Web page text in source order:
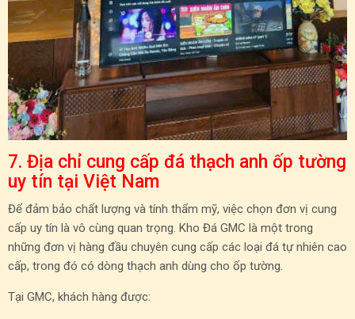
7. Địa chỉ cung cấp đá thạch anh ốp tường
uy tín tại Việt Nam
Để đảm bảo chất lượng và tính thẩm mỹ, việc chọn đơn vị cung
cấp uy tín là vô cùng quan trọng. Kho Đá GMC là một trong
những đơn vị hàng đầu chuyên cung cấp các loại đá tự nhiên cao
cấp, trong đó có dòng thạch anh dùng cho ốp tường.
Tại GMC, khách hàng được: